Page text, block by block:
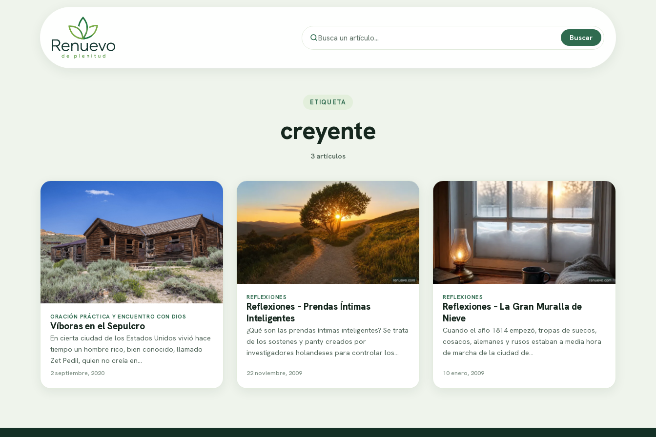
Buscar
ETIQUETA
creyente
3 artículos
ORACIÓN PRÁCTICA Y ENCUENTRO CON DIOS
Víboras en el Sepulcro
En cierta ciudad de los Estados Unidos vivió hace
tiempo un hombre rico, bien conocido, llamado
Zet Pedil, quien no creía en…
2 septiembre, 2020
REFLEXIONES
Reflexiones – Prendas Íntimas
Inteligentes
¿Qué son las prendas íntimas inteligentes? Se trata
de los sostenes y panty creados por
investigadores holandeses para controlar los
22 noviembre, 2009
REFLEXIONES
Reflexiones – La Gran Muralla de
Nieve
Cuando el año 1814 empezó, tropas de suecos,
cosacos, alemanes y rusos estaban a media hora
de marcha de la ciudad de…
10 enero, 2009